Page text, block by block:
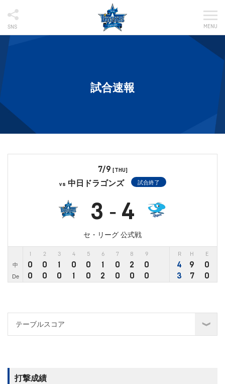
SNS MENU
試合速報
7/9 [THU]
vs 中日ドラゴンズ 試合終了
3 - 4
セ・リーグ 公式戦
2 3 4 5 6 7 8 9 R H E
中 0 0 1 0 0 1 0 2 0 4 9 0
De 0 0 0 1 0 2 0 0 0 3 7 0
打撃成績